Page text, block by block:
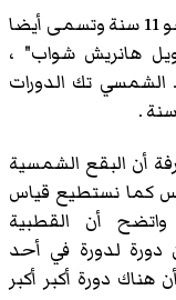
تستغرق أوضح دورات النشاط الشمسي نحو 11 سنة وتسمى أيضا
هانريش شواب" ،
الشمسي تك الدورات
أن البقع الشمسية
كما نستطيع قياس
أن القطبية
دورة لدورة في أحد
دورة أكبر أكبر